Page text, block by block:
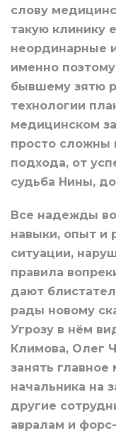
слову
такую клинику
неординарные
именно
бывшему зятю
технологии
медицинском
просто сложны
подхода, от
судьба Нины,
Все надежды
навыки, опыт и
ситуации,
правила
дают
рады новому
Угрозу в нём
Климова, Олег
занять главное
начальника на
другие
авралам и